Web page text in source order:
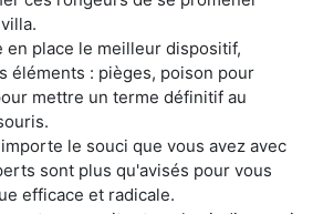
en place le meilleur dispositif,
éléments : pièges, poison pour
mettre un terme définitif au
le souci que vous avez avec
sont plus qu'avisés pour vous
efficace et radicale.